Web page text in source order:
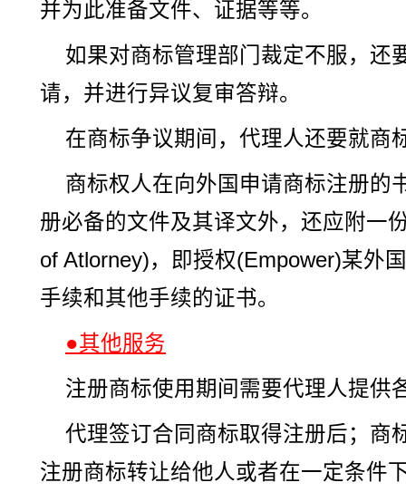
并为此准备文件、证据等等。
如果对商标管理部门裁定不服，还
请，并进行异议复审答辩。
在商标争议期间，代理人还要就商
商标权人在向外国申请商标注册的
册必备的文件及其译文外，还应附一
of Atlorney)，即授权(Empower)某外
手续和其他手续的证书。
●其他服务
注册商标使用期间需要代理人提供
代理签订合同商标取得注册后；商
注册商标转让给他人或者在一定条件